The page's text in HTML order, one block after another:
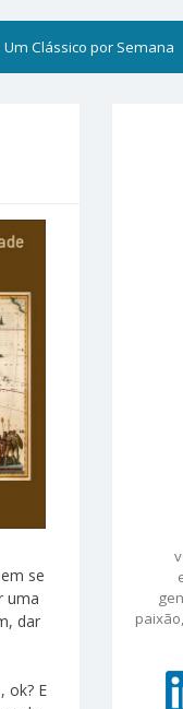
Um Clássico por Semana
se
uma
dar
ok? E